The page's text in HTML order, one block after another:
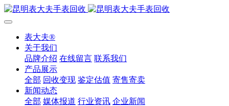
表大夫®
关于我们
品牌介绍 在线留言 联系我们
产品展示
全部 回收变现 鉴定估值 寄售寄卖
新闻动态
全部 媒体报道 行业资讯 企业新闻